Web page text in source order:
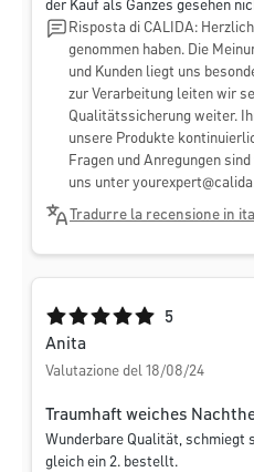
der Kauf als Ganzes gesehen
Risposta di CALIDA:
genommen haben. Die
und Kunden liegt uns
zur Verarbeitung leiten wir
Qualitätssicherung weiter.
unsere Produkte
Fragen und Anregungen
uns unter
Tradurre la recensione in
Valutazione media di 5 su 5
5
Anita
Valutazione del 18/08/24
Traumhaft weiches
Wunderbare Qualität, schmiegt
gleich ein 2. bestellt.